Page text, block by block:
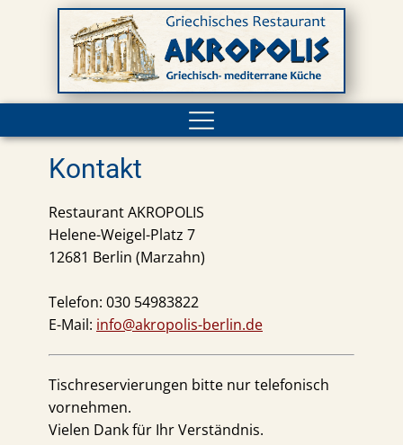
Kontakt
Restaurant AKROPOLIS
Helene-Weigel-Platz 7
12681 Berlin (Marzahn)
Telefon: 030 54983822
E-Mail: info@akropolis-berlin.de
Tischreservierungen bitte nur telefonisch
vornehmen.
Vielen Dank für Ihr Verständnis.